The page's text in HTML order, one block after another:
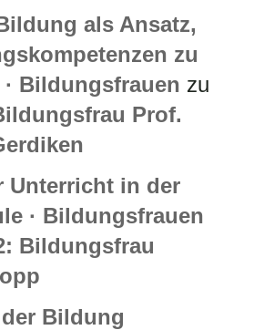
als Ansatz,
zu
Bildungsfrauen zu
Prof.
Unterricht in der
· Bildungsfrauen
Bildungsfrau
Bildung